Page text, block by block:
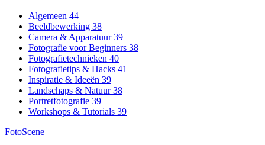
Algemeen 44
Beeldbewerking 38
Camera & Apparatuur39
Fotografie voor Beginners 38
Fotografietechnieken 40
Fotografietips & Hacks 41
Inspiratie & Ideeën 39
Landschaps & Natuur38
Portretfotografie 39
Workshops & Tutorials 39
FotoScene